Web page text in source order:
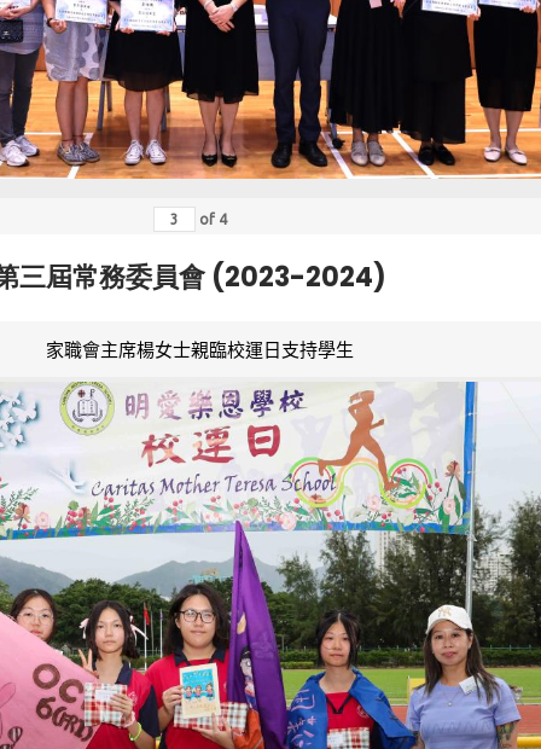
of 4
三屆常務委員會 (2023-2024)
家職會主席楊女士親臨校運日支持學生